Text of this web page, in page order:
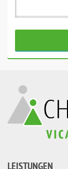
LEISTUNGEN